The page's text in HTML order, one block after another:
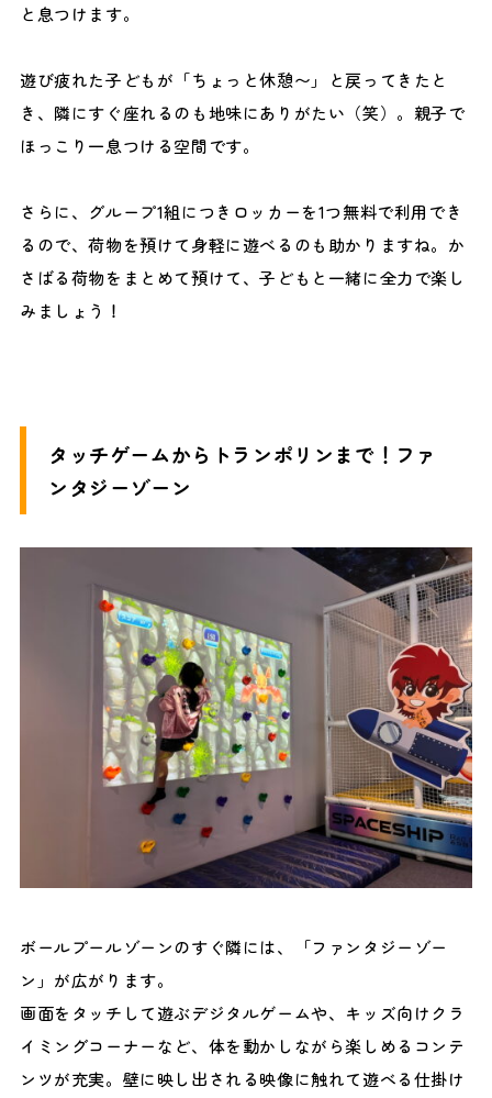
と息つけます。
遊び疲れた子どもが「ちょっと休憩〜」と戻ってきたと
き、隣にすぐ座れるのも地味にありがたい（笑）。親子で
ほっこり一息つける空間です。
さらに、グループ1組につきロッカーを1つ無料で利用でき
るので、荷物を預けて身軽に遊べるのも助かりますね。か
さばる荷物をまとめて預けて、子どもと一緒に全力で楽し
みましょう！
タッチゲームからトランポリンまで！ファ
ンタジーゾーン
ボールプールゾーンのすぐ隣には、「ファンタジーゾー
ン」が広がります。
画面をタッチして遊ぶデジタルゲームや、キッズ向けクラ
イミングコーナーなど、体を動かしながら楽しめるコンテ
ンツが充実。壁に映し出される映像に触れて遊べる仕掛け